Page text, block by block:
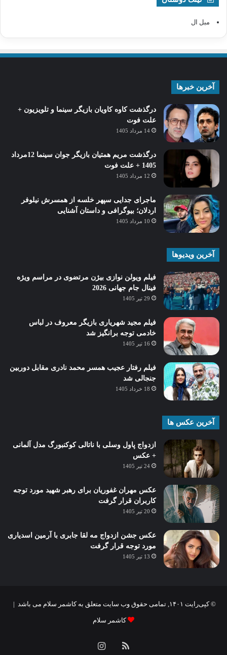
مبل ال
آخرین خبرها
درگذشت کاوه کاویان بازیگر سینما و تلویزیون +
علت فوت
14 مرداد 1405
درگذشت مریم همتیان بازیگر جوان سینما 12مرداد
1405 + علت فوت
12 مرداد 1405
ماجرای جدایی سپهر خلسه از همسرش نیلوفر
اردلان؛ بیوگرافی و داستان آشنایی
10 مرداد 1405
آخرین ویدیوها
فیلم ویولن نوازی بیژن مرتضوی در مراسم ویژه
فینال جام جهانی 2026
29 تیر 1405
فیلم مجید شهریاری بازیگر معروف در لباس
خادمی توجه برانگیز شد
16 تیر 1405
فیلم رفتار عجیب همسر محمد نادری مقابل دوربین
جنجالی شد
18 خرداد 1405
آخرین عکس ها
ازدواج پاول وسلی با ناتالی کوکنبورگ مدل آلمانی
+ عکس
24 تیر 1405
عکس مهران غفوریان برای رهبر شهید مورد توجه
کاربران قرار گرفت
20 تیر 1405
عکس جشن ازدواج مه لقا جابری با آرمین اسدیاری
مورد توجه قرار گرفت
13 تیر 1405
© کپی‌رایت ۱۴۰۱, تمامی حقوق وب سایت متعلق به کاشمر سلام می باشد |
کاشمر سلام
خوراکاینستاگرام